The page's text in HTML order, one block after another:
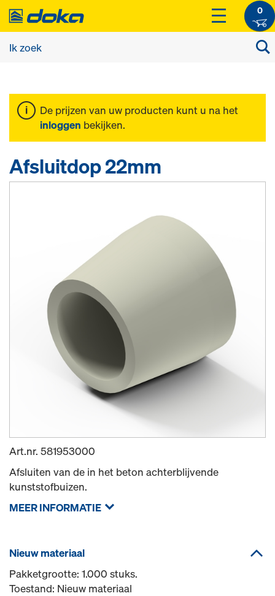
0
De prijzen van uw producten kunt u na het
inloggen bekijken.
Afsluitdop 22mm
Art.nr. 581953000
Afsluiten van de in het beton achterblijvende
kunststofbuizen.
MEER INFORMATIE
Nieuw materiaal
Pakketgrootte: 1.000 stuks.
Toestand: Nieuw materiaal